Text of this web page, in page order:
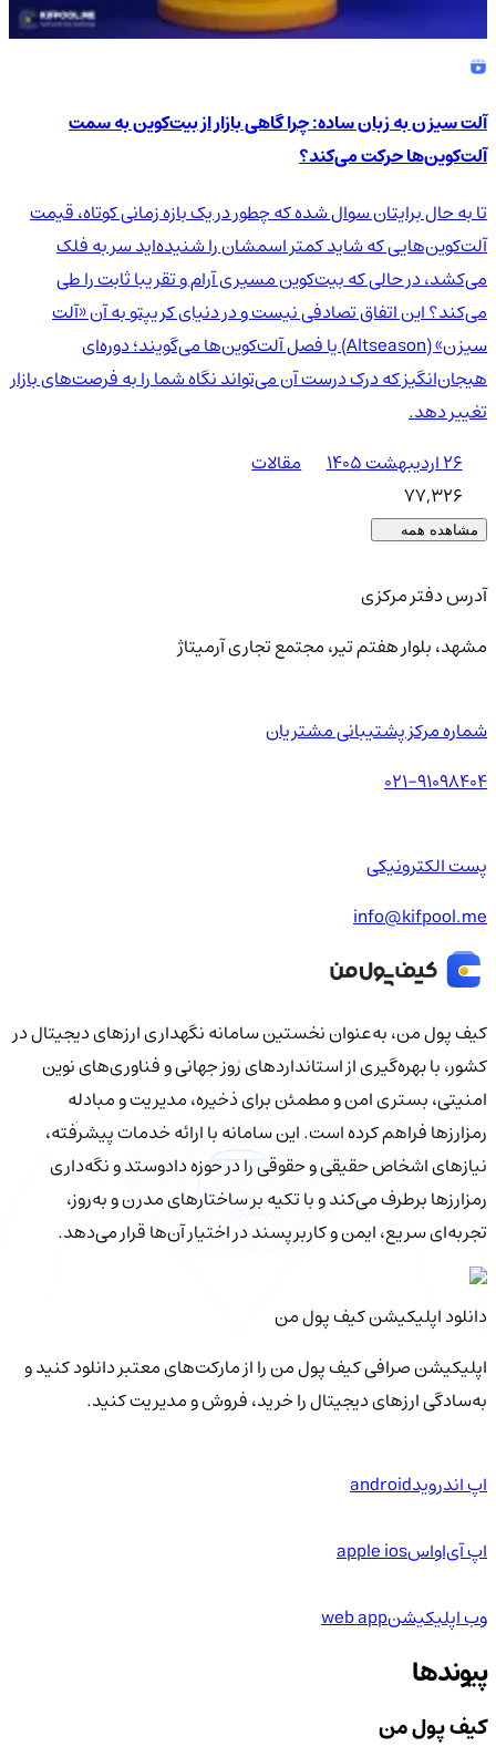
آلت سیزن به زبان ساده: چرا گاهی بازار از بیت‌کوین به سمت
آلت‌کوین‌ها حرکت می‌کند؟
تا به حال برایتان سوال شده که چطور در یک بازه زمانی کوتاه، قیمت
آلت‌کوین‌هایی که شاید کمتر اسمشان را شنیده‌اید سر به فلک
می‌کشد، در حالی که بیت‌کوین مسیری آرام و تقریبا ثابت را طی
می‌کند؟ این اتفاق تصادفی نیست و در دنیای کریپتو به آن «آلت
سیزن» (Altseason) یا فصل آلت‌کوین‌ها می‌گویند؛ دوره‌ای
هیجان‌انگیز که درک درست آن می‌تواند نگاه شما را به فرصت‌های بازار
تغییر دهد.
۲۶ اردیبهشت ۱۴۰۵
مقالات
77,326
مشاهده همه
آدرس دفتر مرکزی
مشهد، بلوار هفتم تیر، مجتمع تجاری آرمیتاژ
شماره مرکز پشتیبانی مشتریان
021-91098404
پست الکترونیکی
info@kifpool.me
کیف‌ پول من، به‌عنوان نخستین سامانه نگهداری ارزهای دیجیتال در
کشور، با بهره‌گیری از استانداردهای روز جهانی و فناوری‌های نوین
امنیتی، بستری امن و مطمئن برای ذخیره، مدیریت و مبادله
رمزارزها فراهم کرده است. این سامانه با ارائه خدمات پیشرفته،
نیازهای اشخاص حقیقی و حقوقی را در حوزه دادوستد و نگه‌داری
رمزارزها برطرف می‌کند و با تکیه بر ساختارهای مدرن و به‌روز،
تجربه‌ای سریع، ایمن و کاربرپسند در اختیار آن‌ها قرار می‌دهد.
دانلود اپلیکیشن کیف‌ پول من
اپلیکیشن صرافی کیف پول من را از مارکت‌های معتبر دانلود کنید و
به‌سادگی ارزهای دیجیتال را خرید، فروش و مدیریت کنید.
اپ اندرویدandroid
اپ آی‌او‌اسapple ios
وب اپلیکیشنweb app
پیوندها
کیف پول من